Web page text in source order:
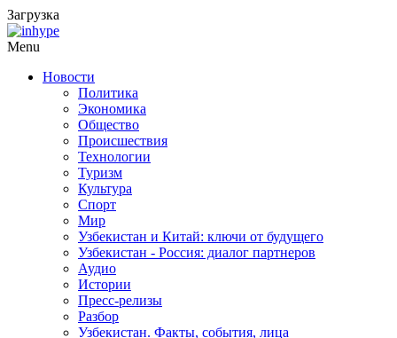
Загрузка
Menu
Новости
Политика
Экономика
Общество
Происшествия
Технологии
Туризм
Культура
Спорт
Мир
Узбекистан и Китай: ключи от будущего
Узбекистан - Россия: диалог партнеров
Аудио
Истории
Пресс-релизы
Разбор
Узбекистан. Факты, события, лица